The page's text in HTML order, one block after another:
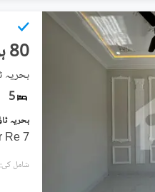
80 ہزار
5
7 Marla Full House Available For Re
شامل کی:2 دن پہل